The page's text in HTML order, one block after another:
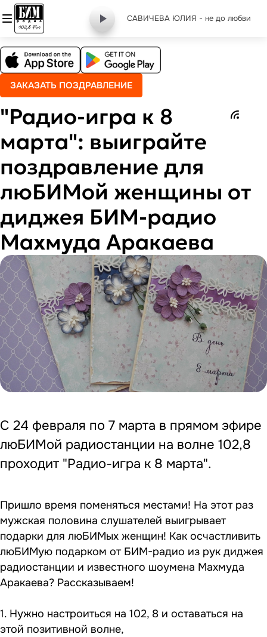
САВИЧЕВА ЮЛИЯ - не до любви
ЗАКАЗАТЬ ПОЗДРАВЛЕНИЕ
"Радио-игра к 8
марта": выиграйте
поздравление для
люБИМой женщины от
диджея БИМ-радио
Махмуда Аракаева
С 24 февраля по 7 марта в прямом эфире
люБИМой радиостанции на волне 102,8
проходит "Радио-игра к 8 марта".
Пришло время поменяться местами! На этот раз
мужская половина слушателей выигрывает
подарки для люБИМых женщин! Как осчастливить
люБИМую подарком от БИМ-радио из рук диджея
радиостанции и известного шоумена Махмуда
Аракаева? Рассказываем!
1. Нужно настроиться на 102, 8 и оставаться на
этой позитивной волне,